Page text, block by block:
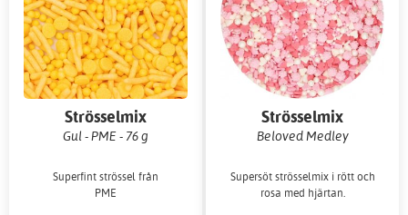
Strösselmix
Gul - PME - 76 g
Superfint strössel från
PME
Strösselmix
Beloved Medley
Supersöt strösselmix i rött och
rosa med hjärtan.